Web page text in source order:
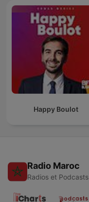
Happy Boulot
Radio Maroc
Radios et Podcasts